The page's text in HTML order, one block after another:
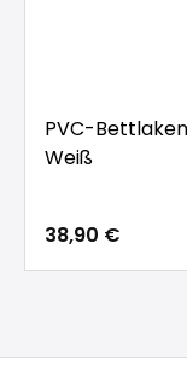
PVC-
Weiß
38,90 €